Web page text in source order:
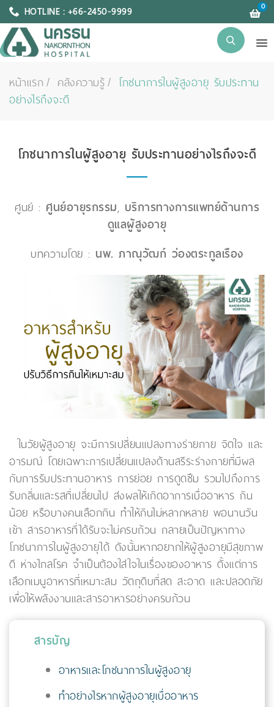
HOTLINE : +66-2450-9999 0
หน้าแรก คลังความรู้
โภชนาการในผู้สูงอายุ รับประทาน
อย่างไรถึงจะดี
โภชนาการในผู้สูงอายุ รับประทานอย่างไรถึงจะดี
ศูนย์ : ศูนย์อายุรกรรม, บริการทางการแพทย์ด้านการ
ดูแลผู้สูงอายุ
บทความโดย : นพ. ภาณุวัฒก์ ว่องตระกูลเรือง
ในวัยผู้สูงอายุ จะมีการเปลี่ยนแปลงทางร่ายกาย จิตใจ และ
อารมณ์ โดยเฉพาะการเปลี่ยนแปลงด้านสรีระร่างกายที่มีผล
กับการรับประทานอาหาร การย่อย การดูดซึม รวมไปถึงการ
รับกลิ่นและรสที่เปลี่ยนไป ส่งผลให้เกิดอาการเบื่ออาหาร กิน
น้อย หรือบางคนเลือกกิน ทำให้กินไม่หลากหลาย พอนานวัน
เข้า สารอาหารที่ได้รับจะไม่ครบถ้วน กลายเป็นปัญหาทาง
โภชนาการในผู้สูงอายุได้ ดังนั้นหากอยากให้ผู้สูงอายุมีสุขภาพ
ดี ห่างไกลโรค จำเป็นต้องใส่ใจในเรื่องของอาหาร ตั้งแต่การ
เลือกเมนูอาหารที่เหมาะสม วัตถุดิบที่สด สะอาด และปลอดภัย
เพื่อให้พลังงานและสารอาหารอย่างครบถ้วน
สารบัญ
อาหารและโภชนาการในผู้สูงอายุ
ทำอย่างไรหากผู้สูงอายุเบื่ออาหาร